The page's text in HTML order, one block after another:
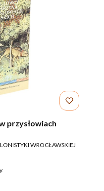
przysłowiach
WROCŁAWSKIEJ